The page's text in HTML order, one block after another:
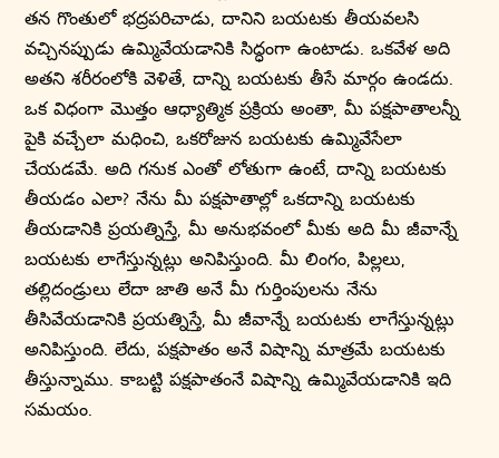
తన గొంతులో భద్రపరిచాడు, దానిని బయటకు తీయవలసి
వచ్చినప్పుడు ఉమ్మివేయడానికి సిద్ధంగా ఉంటాడు. ఒకవేళ అది
అతని శరీరంలోకి వెళితే, దాన్ని బయటకు తీసే మార్గం ఉండదు.
ఒక విధంగా మొత్తం ఆధ్యాత్మిక ప్రక్రియ అంతా, మీ పక్షపాతాలన్నీ
పైకి వచ్చేలా మధించి, ఒకరోజున బయటకు ఉమ్మివేసేలా
చేయడమే. అది గనుక ఎంతో లోతుగా ఉంటే, దాన్ని బయటకు
తీయడం ఎలా? నేను మీ పక్షపాతాల్లో ఒకదాన్ని బయటకు
తీయడానికి ప్రయత్నిస్తే, మీ అనుభవంలో మీకు అది మీ జీవాన్నే
బయటకు లాగేస్తున్నట్లు అనిపిస్తుంది. మీ లింగం, పిల్లలు,
తల్లిదండ్రులు లేదా జాతి అనే మీ గుర్తింపులను నేను
తీసివేయడానికి ప్రయత్నిస్తే, మీ జీవాన్నే బయటకు లాగేస్తున్నట్లు
అనిపిస్తుంది. లేదు, పక్షపాతం అనే విషాన్ని మాత్రమే బయటకు
తీస్తున్నాము. కాబట్టి పక్షపాతంనే విషాన్ని ఉమ్మివేయడానికి ఇది
సమయం.